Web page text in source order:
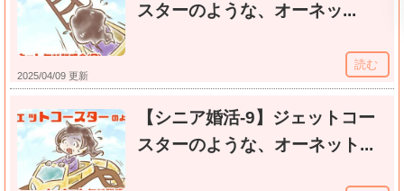
2025/04/09 更新
スターのような、オーネッ...
読む
【シニア婚活-9】ジェットコー
スターのような、オーネット...